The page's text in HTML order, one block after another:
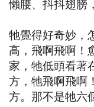
懶腰、抖抖翅膀
牠覺得好奇妙，
高，飛啊飛啊！
家，牠低頭看著
方，牠飛啊飛啊
方。那不是牠六